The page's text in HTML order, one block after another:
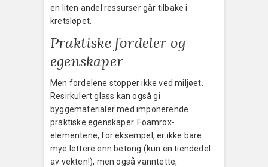
en liten andel ressurser går tilbake i
kretsløpet.
Praktiske fordeler og
egenskaper
Men fordelene stopper ikke ved miljøet.
Resirkulert glass kan også gi
byggematerialer med imponerende
praktiske egenskaper. Foamrox-
elementene, for eksempel, er ikke bare
mye lettere enn betong (kun en tiendedel
av vekten!), men også vanntette,